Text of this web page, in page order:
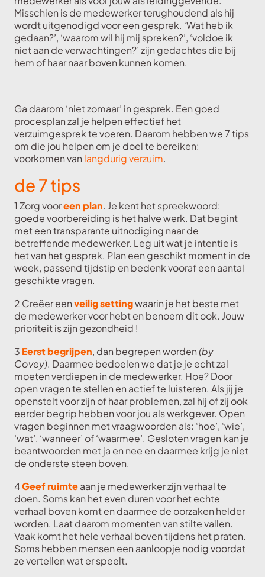
Misschien is de medewerker terughoudend als hij
wordt uitgenodigd voor een gesprek. ‘Wat heb ik
gedaan?’, ‘waarom wil hij mij spreken?’, ‘voldoe ik
niet aan de verwachtingen?’ zijn gedachtes die bij
hem of haar naar boven kunnen komen.
Ga daarom ‘niet zomaar’ in gesprek. Een goed
procesplan zal je helpen effectief het
verzuimgesprek te voeren. Daarom hebben we 7 tips
om die jou helpen om je doel te bereiken:
voorkomen van langdurig verzuim.
de 7 tips
1 Zorg vooreen plan. Je kent het spreekwoord:
goede voorbereiding is het halve werk. Dat begint
met een transparante uitnodiging naar de
betreffende medewerker. Leg uit wat je intentie is
het van het gesprek. Plan een geschikt moment in de
week, passend tijdstip en bedenk vooraf een aantal
geschikte vragen.
2 Creëer eenveilig settingwaarin je het beste met
de medewerker voor hebt en benoem dit ook. Jouw
prioriteit is zijn gezondheid !
3 Eerst begrijpen, dan begrepen worden(by
Covey). Daarmee bedoelen we dat je je echt zal
moeten verdiepen in de medewerker. Hoe? Door
open vragen te stellen en actief te luisteren. Als jij je
openstelt voor zijn of haar problemen, zal hij of zij ook
eerder begrip hebben voor jou als werkgever. Open
vragen beginnen met vraagwoorden als: ‘hoe’, ‘wie’,
‘wat’, ‘wanneer’ of ‘waarmee’. Gesloten vragen kan je
beantwoorden met ja en nee en daarmee krijg je niet
de onderste steen boven.
4Geef ruimteaan je medewerker zijn verhaal te
doen. Soms kan het even duren voor het echte
verhaal boven komt en daarmee de oorzaken helder
worden. Laat daarom momenten van stilte vallen.
Vaak komt het hele verhaal boven tijdens het praten.
Soms hebben mensen een aanloopje nodig voordat
ze vertellen wat er speelt.